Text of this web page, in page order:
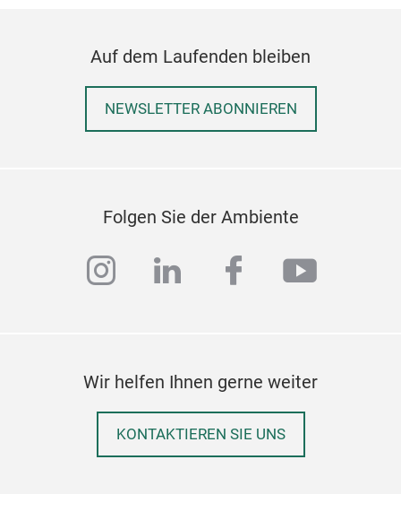
Auf dem Laufenden bleiben
NEWSLETTER ABONNIEREN
Folgen Sie der Ambiente
instagram
linkedinfacebook
Wir helfen Ihnen gerne weiter
KONTAKTIEREN SIE UNS